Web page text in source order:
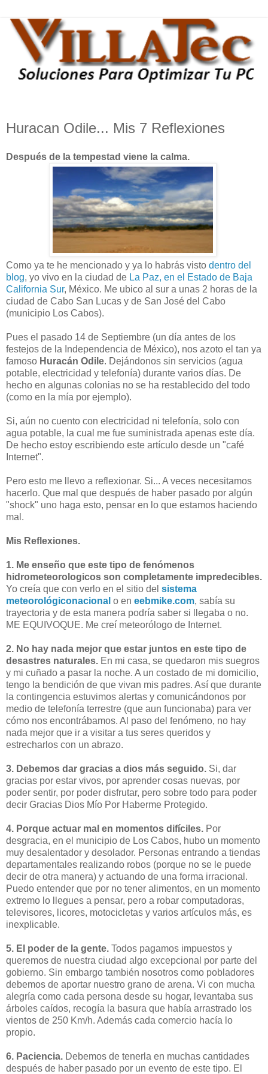
Huracan Odile... Mis 7 Reflexiones
Después de la tempestad viene la calma.
Como ya te he mencionado y ya lo habrás visto dentro del
blog, yo vivo en la ciudad de La Paz, en el Estado de Baja
California Sur, México. Me ubico al sur a unas 2 horas de la
ciudad de Cabo San Lucas y de San José del Cabo
(municipio Los Cabos).
Pues el pasado 14 de Septiembre (un día antes de los
festejos de la Independencia de México), nos azoto el tan ya
famoso Huracán Odile. Dejándonos sin servicios (agua
potable, electricidad y telefonía) durante varios días. De
hecho en algunas colonias no se ha restablecido del todo
(como en la mía por ejemplo).
Si, aún no cuento con electricidad ni telefonía, solo con
agua potable, la cual me fue suministrada apenas este día.
De hecho estoy escribiendo este artículo desde un "café
Internet".
Pero esto me llevo a reflexionar. Si... A veces necesitamos
hacerlo. Que mal que después de haber pasado por algún
"shock" uno haga esto, pensar en lo que estamos haciendo
mal.
Mis Reflexiones.
1. Me enseño que este tipo de fenómenos
hidrometeorologicos son completamente impredecibles.
Yo creía que con verlo en el sitio del sistema
meteorológiconacional o en eebmike.com, sabía su
trayectoria y de esta manera podría saber si llegaba o no.
ME EQUIVOQUE. Me creí meteorólogo de Internet.
2. No hay nada mejor que estar juntos en este tipo de
desastres naturales. En mi casa, se quedaron mis suegros
y mi cuñado a pasar la noche. A un costado de mi domicilio,
tengo la bendición de que vivan mis padres. Así que durante
la contingencia estuvimos alertas y comunicándonos por
medio de telefonía terrestre (que aun funcionaba) para ver
cómo nos encontrábamos. Al paso del fenómeno, no hay
nada mejor que ir a visitar a tus seres queridos y
estrecharlos con un abrazo.
3. Debemos dar gracias a dios más seguido. Si, dar
gracias por estar vivos, por aprender cosas nuevas, por
poder sentir, por poder disfrutar, pero sobre todo para poder
decir Gracias Dios Mío Por Haberme Protegido.
4. Porque actuar mal en momentos difíciles. Por
desgracia, en el municipio de Los Cabos, hubo un momento
muy desalentador y desolador. Personas entrando a tiendas
departamentales realizando robos (porque no se le puede
decir de otra manera) y actuando de una forma irracional.
Puedo entender que por no tener alimentos, en un momento
extremo lo llegues a pensar, pero a robar computadoras,
televisores, licores, motocicletas y varios artículos más, es
inexplicable.
5. El poder de la gente. Todos pagamos impuestos y
queremos de nuestra ciudad algo excepcional por parte del
gobierno. Sin embargo también nosotros como pobladores
debemos de aportar nuestro grano de arena. Vi con mucha
alegría como cada persona desde su hogar, levantaba sus
árboles caídos, recogía la basura que había arrastrado los
vientos de 250 Km/h. Además cada comercio hacía lo
propio.
6. Paciencia. Debemos de tenerla en muchas cantidades
después de haber pasado por un evento de este tipo. El